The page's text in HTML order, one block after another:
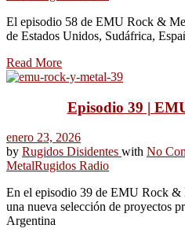
El episodio 58 de EMU Rock &
de Estados Unidos, Sudáfrica,
Read More
Episodio 39 |
enero 23, 2026
by Rugidos Disidentes with No
MetalRugidos Radio
En el episodio 39 de EMU Rock &
una nueva selección de proyectos
Argentina